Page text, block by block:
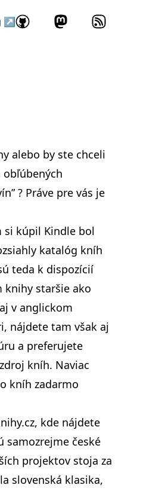
↗
alebo by ste chceli
obľúbených
? Práve pre vás je
si kúpil Kindle bol
katalóg kníh
teda k dispozícií
knihy staršie ako
v anglickom
nájdete tam však aj
a preferujete
kníh. Naviac
kníh zadarmo
, kde nájdete
samozrejme české
projektov stoja za
slovenská klasika,